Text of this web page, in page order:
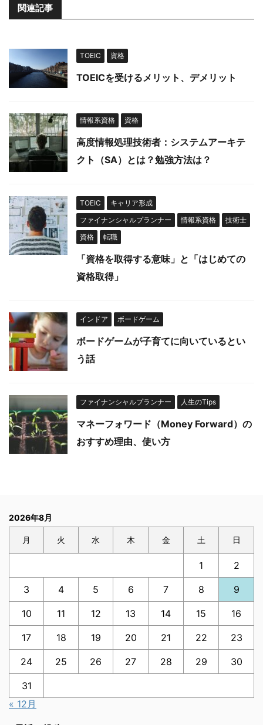
関連記事
TOEIC 資格
TOEICを受けるメリット、デメリット
情報系資格 資格
高度情報処理技術者：システムアーキテ
クト（SA）とは？勉強方法は？
TOEIC
キャリア形成
ファイナンシャルプランナー
情報系資格
技術士
資格
転職
「資格を取得する意味」と「はじめての
資格取得」
インドア ボードゲーム
ボードゲームが子育てに向いているとい
う話
ファイナンシャルプランナー 人生のTips
マネーフォワード（Money Forward）の
おすすめ理由、使い方
2026年8月
月 火 水 木 金 土 日
1 2
3 4 5 6 7 8 9
10 11 12 13 14 15 16
17 18 19 20 21 22 23
24 25 26 27 28 29 30
31
« 12月